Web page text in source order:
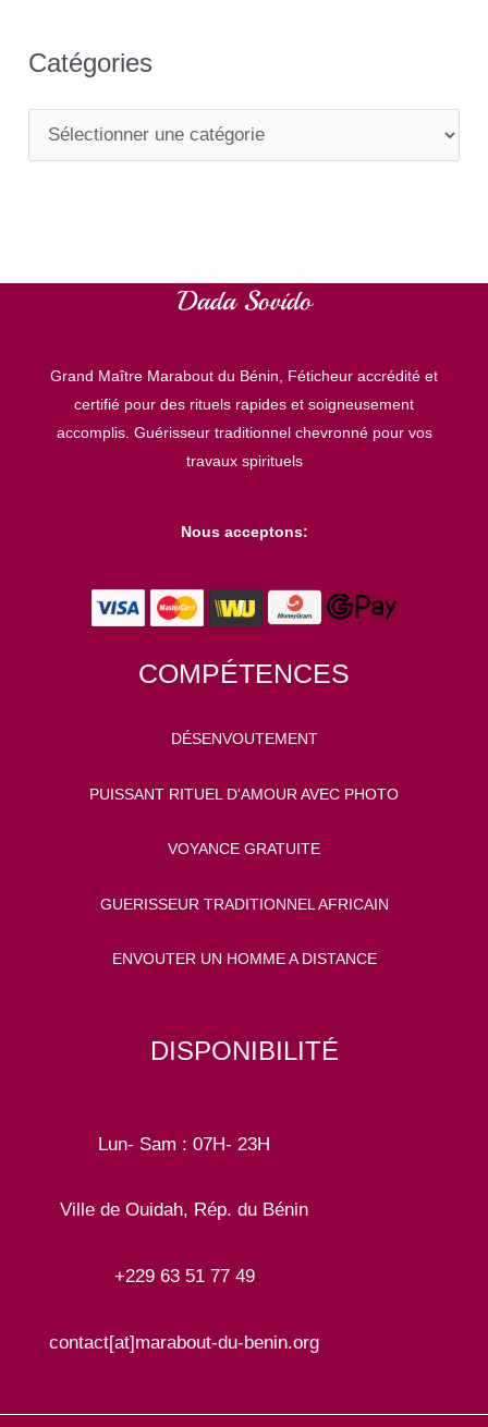
Catégories
a
Grand Maître Marabout du Bénin, Féticheur accrédité et
certifié pour des rituels rapides et soigneusement
accomplis. Guérisseur traditionnel chevronné pour vos
travaux spirituels
Nous acceptons:
COMPÉTENCES
DÉSENVOUTEMENT
PUISSANT RITUEL D'AMOUR AVEC PHOTO
VOYANCE GRATUITE
GUERISSEUR TRADITIONNEL AFRICAIN
ENVOUTER UN HOMME A DISTANCE
DISPONIBILITÉ
Lun- Sam : 07H- 23H
Ville de Ouidah, Rép. du Bénin
+229 63 51 77 49
contact[at]marabout-du-benin.org